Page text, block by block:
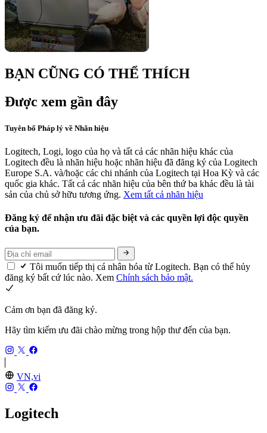
BẠN CŨNG CÓ THỂ THÍCH
Được xem gần đây
Tuyên bố Pháp lý về Nhãn hiệu
Logitech, Logi, logo của họ và tất cả các nhãn hiệu khác của
Logitech đều là nhãn hiệu hoặc nhãn hiệu đã đăng ký của Logitech
Europe S.A. và/hoặc các chi nhánh của Logitech tại Hoa Kỳ và các
quốc gia khác. Tất cả các nhãn hiệu của bên thứ ba khác đều là tài
sản của chủ sở hữu tương ứng. Xem tất cả nhãn hiệu
Đăng ký để nhận ưu đãi đặc biệt và các quyền lợi độc quyền
của bạn.
Tôi muốn tiếp thị cá nhân hóa từ Logitech. Bạn có thể hủy
đăng ký bất cứ lúc nào. Xem Chính sách bảo mật.
Cảm ơn bạn đã đăng ký.
Hãy tìm kiếm ưu đãi chào mừng trong hộp thư đến của bạn.
VN,vi
Logitech